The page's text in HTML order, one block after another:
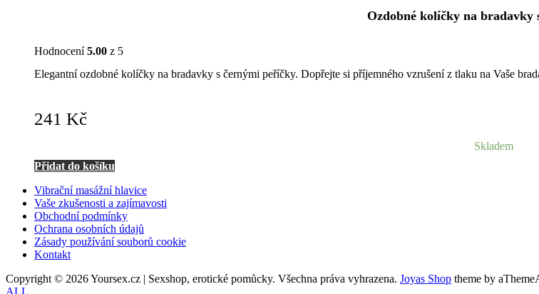
Ozdobné kolíčky na bradavky
Hodnocení5.00 z 5
Elegantní ozdobné kolíčky na bradavky s černými peříčky. Dopřejte si příjemného vzrušení z tlaku na Vaše
241 Kč
Skladem
Přidat do košíku
Vibrační masážní hlavice
Vaše zkušenosti a zajímavosti
Obchodní podmínky
Ochrana osobních údajů
Zásady používání souborů cookie
Kontakt
Copyright © 2026 Yoursex.cz | Sexshop, erotické pomůcky. Všechna práva vyhrazena. Joyas Shop theme by
ALL